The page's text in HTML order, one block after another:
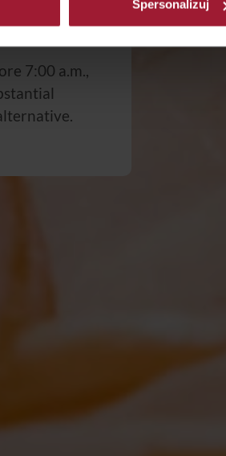
Spersonalizuj
7:00 a.m.,